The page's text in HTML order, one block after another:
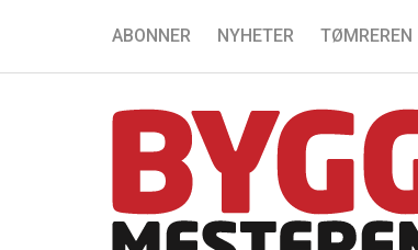
ABONNER NYHETER TØMREREN